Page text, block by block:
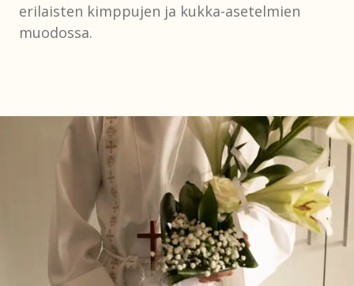
erilaisten kimppujen ja kukka-asetelmien
muodossa.